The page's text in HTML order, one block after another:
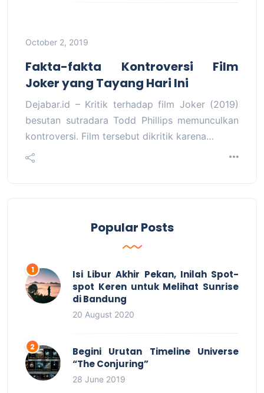
October 2, 2019
Fakta-fakta Kontroversi Film
Joker yang Tayang Hari Ini
Dejabar.id – Kritik terhadap film Joker (2019)
besutan sutradara Todd Phillips memunculkan
kontroversi. Film tersebut dikritik karena…
Popular Posts
Isi Libur Akhir Pekan, Inilah Spot-
spot Keren untuk Melihat Sunrise
di Bandung
20 August 2020
Begini Urutan Timeline Universe
“The Conjuring”
28 June 2019